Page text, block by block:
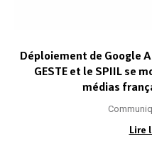
Déploiement de Google
GESTE et le SPIIL se
médias
Lire